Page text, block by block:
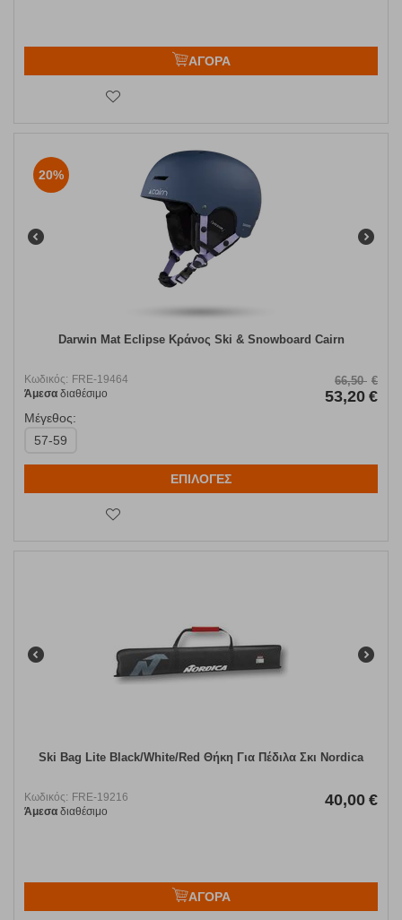
ΑΓΟΡΑ
20%
Darwin Mat Eclipse Κράνος Ski & Snowboard Cairn
Κωδικός: FRE-19464
Άμεσα διαθέσιμο
66,50 €
53,20 €
Μέγεθος:
57-59
ΕΠΙΛΟΓΕΣ
Ski Bag Lite Black/White/Red Θήκη Για Πέδιλα Σκι Nordica
Κωδικός: FRE-19216
Άμεσα διαθέσιμο
40,00 €
ΑΓΟΡΑ